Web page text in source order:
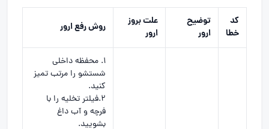
کد
خطا
توضیح
ارور
علت بروز
ارور
روش رفع ارور
1. محفظه داخلی
شستشو را مرتب تمیز
کنید.
2.فیلتر تخلیه را با
فرچه و آب داغ
بشویید.